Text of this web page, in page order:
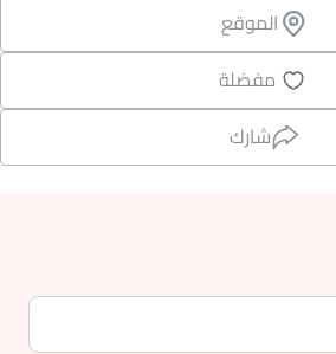
الموقع
مفضلة
شارك